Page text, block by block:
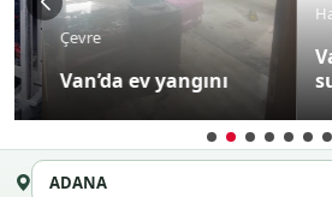
Çevre
Van’da ev yangını